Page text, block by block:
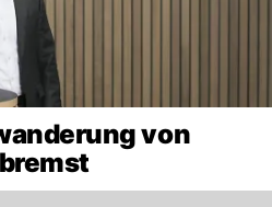
von